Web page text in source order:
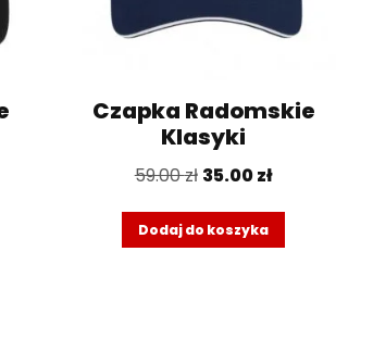
Czapka Radomskie
Klasyki
59.00zł 35.00zł
Dodaj do koszyka